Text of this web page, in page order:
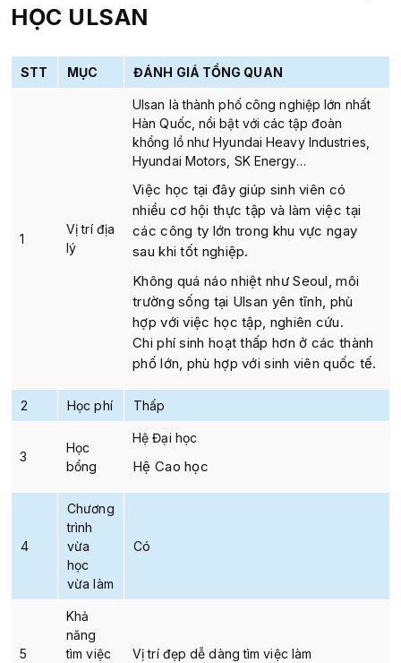
HỌC ULSAN
STT MỤC ĐÁNH GIÁ TỔNG QUAN
1
Vị trí địa
lý
Ulsan là thành phố công nghiệp lớn nhất
Hàn Quốc, nổi bật với các tập đoàn
khổng lồ như Hyundai Heavy Industries,
Hyundai Motors, SK Energy…
Việc học tại đây giúp sinh viên có
nhiều cơ hội thực tập và làm việc tại
các công ty lớn trong khu vực ngay
sau khi tốt nghiệp.
Không quá náo nhiệt như Seoul, môi
trường sống tại Ulsan yên tĩnh, phù
hợp với việc học tập, nghiên cứu.
Chi phí sinh hoạt thấp hơn ở các thành
phố lớn, phù hợp với sinh viên quốc tế.
2 Học phí Thấp
3
Học
bổng
Hệ Đại học
Hệ Cao học
4
Chương
trình
vừa
học
vừa làm
Có
5
Khả
năng
tìm việc
Vị trí đẹp dễ dàng tìm việc làm